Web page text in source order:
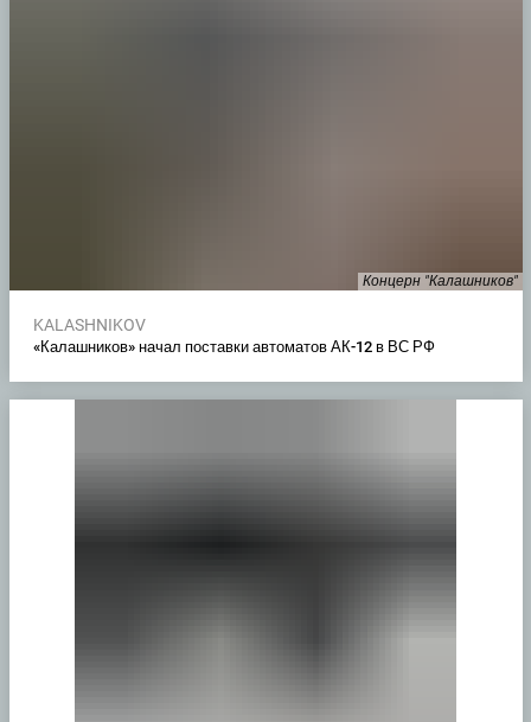
Концерн "Калашников"
KALASHNIKOV
«Калашников» начал поставки автоматов АК-12 в ВС РФ